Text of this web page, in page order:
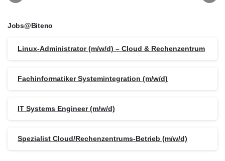
Jobs@Biteno
Linux-Administrator (m/w/d) – Cloud & Rechenzentrum
Fachinformatiker Systemintegration (m/w/d)
IT Systems Engineer (m/w/d)
Spezialist Cloud/Rechenzentrums-Betrieb (m/w/d)